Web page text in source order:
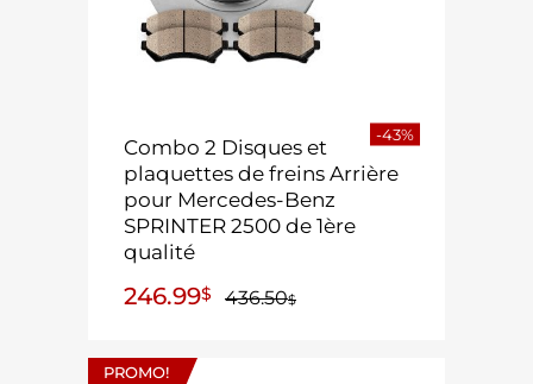
Combo 2 Disques et
plaquettes de freins Arrière
pour Mercedes-Benz
SPRINTER 2500 de 1ère
qualité
436.50$
246.99$
-43%
PROMO!